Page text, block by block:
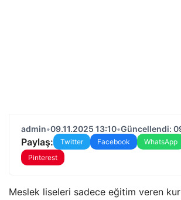
admin•09.11.2025 13:10•Güncellendi:
Paylaş: Twitter Facebook WhatsApp
Pinterest
Meslek liseleri sadece eğitim veren